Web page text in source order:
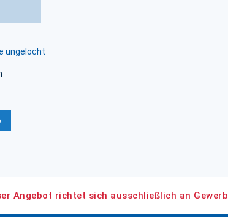
ungelocht
Angebot richtet sich ausschließlich an